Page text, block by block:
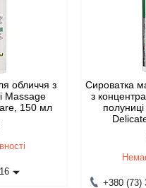
обличчя з
Massage
150 мл
Сироватка
з
+380 (73)